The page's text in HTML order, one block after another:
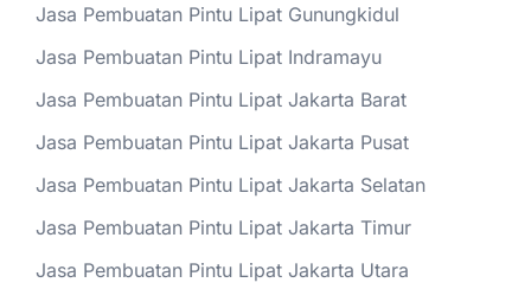
Jasa Pembuatan Pintu Lipat Gunungkidul
Jasa Pembuatan Pintu Lipat Indramayu
Jasa Pembuatan Pintu Lipat Jakarta Barat
Jasa Pembuatan Pintu Lipat Jakarta Pusat
Jasa Pembuatan Pintu Lipat Jakarta Selatan
Jasa Pembuatan Pintu Lipat Jakarta Timur
Jasa Pembuatan Pintu Lipat Jakarta Utara